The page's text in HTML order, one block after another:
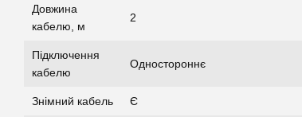
Довжина
кабелю, м
2
Підключення
кабелю
Одностороннє
Знімний кабель Є